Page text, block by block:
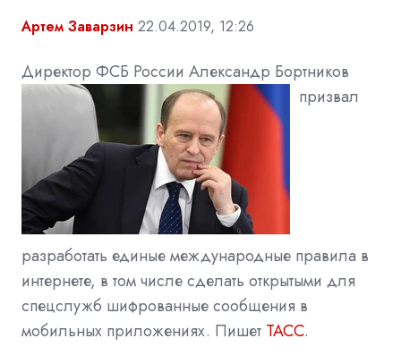
Артем Заварзин 22.04.2019, 12:26
Директор ФСБ России Александр Бортников
призвал
разработать единые международные правила в
интернете, в том числе сделать открытыми для
спецслужб шифрованные сообщения в
мобильных приложениях. Пишет ТАСС.